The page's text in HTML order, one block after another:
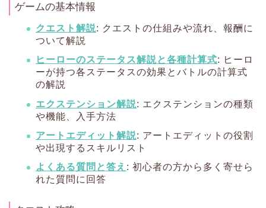
ゲームの基本情報
クエスト解説: クエストの仕組みや流れ、報酬に
ついて解説
ヒーローのステータス解説と各種計算式: ヒーロ
ーが持つ各ステータスの効果とバトルの計算式
の解説
エクステンション解説: エクステンションの種類
や機能、入手方法
アートエディット解説: アートエディットの役割
や出現するスキルリスト
よくある質問と答え : 初心者の方から多く寄せら
れた質問に回答